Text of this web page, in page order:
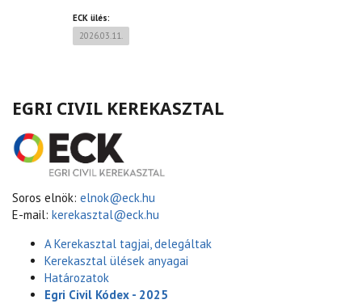
ECK ülés:
2026.03.11.
EGRI CIVIL KEREKASZTAL
Soros elnök: elnok@eck.hu
E-mail: kerekasztal@eck.hu
A Kerekasztal tagjai, delegáltak
Kerekasztal ülések anyagai
Határozatok
Egri Civil Kódex - 2025